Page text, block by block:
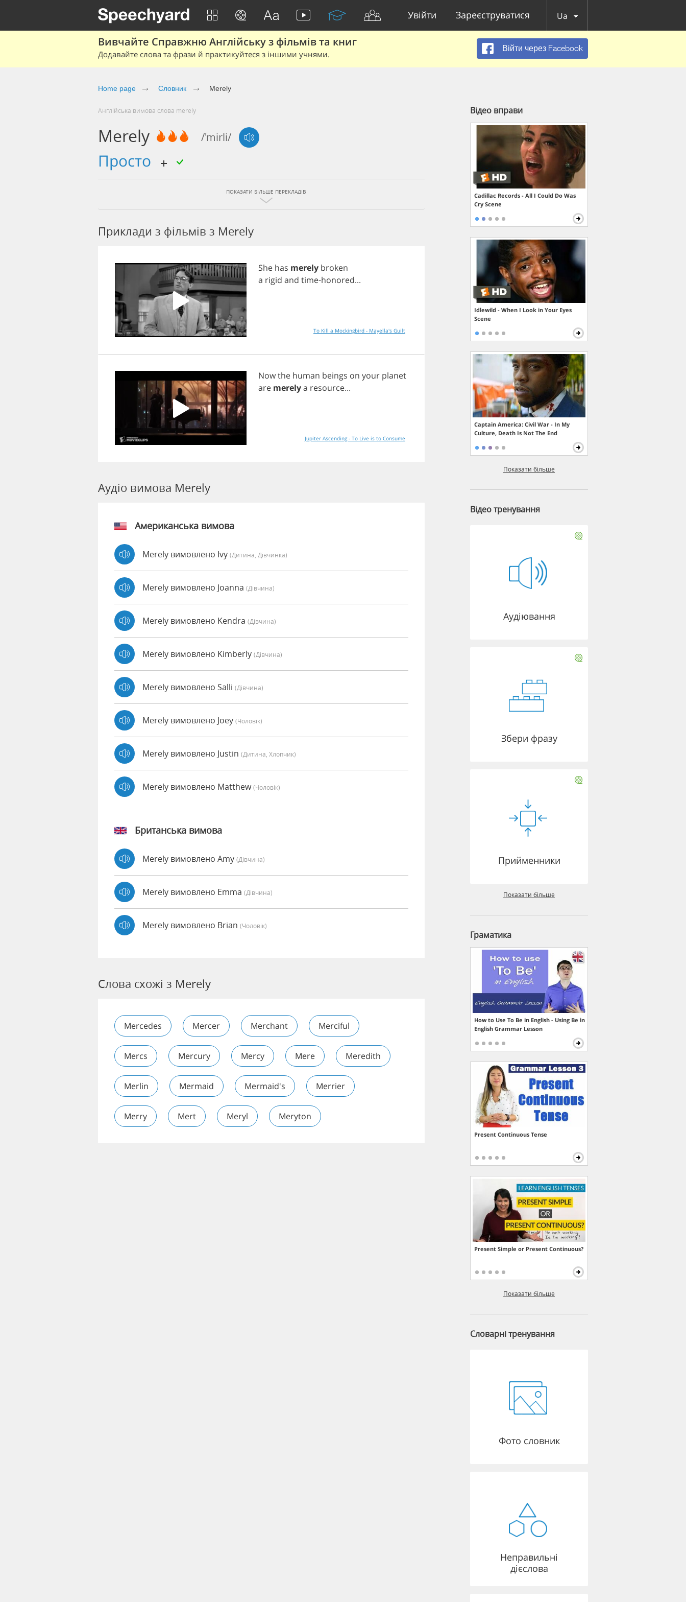
Увійти Зареєструватися Ua
Вивчайте Справжню Англійську з фільмів та книг
Додавайте слова та фрази й практикуйтеся з іншими учнями.
Війти через Facebook
Home page Cловник Merely
Англійська вимова слова merely
Merely /'mirli/
просто
ПОКАЗАТИ БІЛЬШЕ ПЕРЕКЛАДІВ
Приклади з фільмів з Merely
She has merely broken
a rigid and time-honored...
To Kill a Mockingbird - Mayella's Guilt
Nowthe human beings on your planet
are merelya resource...
Jupiter Ascending - To Live is to Consume
Аудіо вимова Merely
Американська вимова
Merely вимовлено Ivy (дитина, Дівчинка)
Merely вимовлено Joanna (дівчина)
Merely вимовлено Kendra (дівчина)
Merely вимовлено Kimberly (дівчина)
Merely вимовлено Salli (дівчина)
Merely вимовлено Joey (чоловік)
Merely вимовлено Justin (дитина, Хлопчик)
Merely вимовлено Matthew(чоловік)
Британська вимова
Merely вимовлено Amy (дівчина)
Merely вимовлено Emma (дівчина)
Merely вимовлено Brian (чоловік)
Слова схожі з Merely
Mercedes Mercer Merchant Merciful
Mercs Mercury Mercy Mere Meredith
Merlin Mermaid Mermaid's Merrier
Merry Mert Meryl Meryton
Відео вправи
Cadillac Records - All I Could Do Was
Cry Scene
Idlewild - When I Look in Your Eyes
Scene
Captain America: Civil War - In My
Culture, Death Is Not The End
Показати більше
Відео тренування
Аудіювання
Збери фразу
Прийменники
Показати більше
Граматика
How to Use To Be in English - Using Be in
English Grammar Lesson
Present Continuous Tense
Present Simple or Present Continuous?
Показати більше
Словарні тренування
Фото словник
Неправильні
дієслова